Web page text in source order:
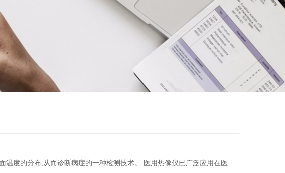
温度的分布,从而诊断病症的一种检测技术。 医用热像仪已广泛应用在医